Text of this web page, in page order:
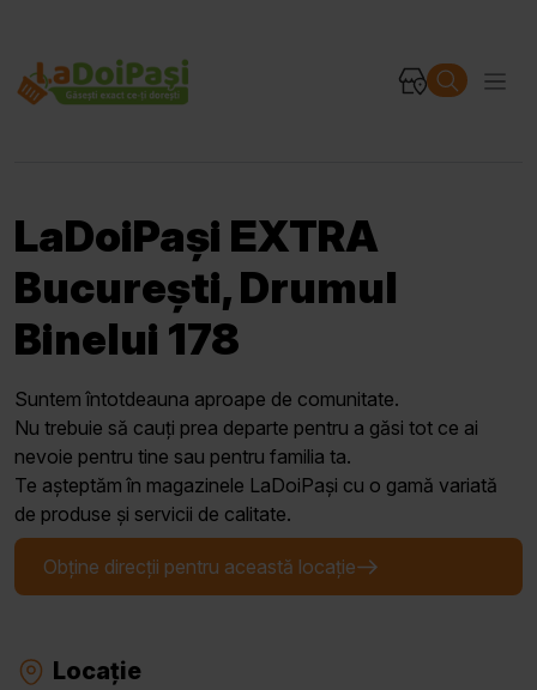
LaDoiPași EXTRA
București, Drumul
Binelui 178
Suntem întotdeauna aproape de comunitate.
Nu trebuie să cauți prea departe pentru a găsi tot ce ai
nevoie pentru tine sau pentru familia ta.
Te așteptăm în magazinele LaDoiPași cu o gamă variată
de produse și servicii de calitate.
Obține direcții pentru această locație
Locație